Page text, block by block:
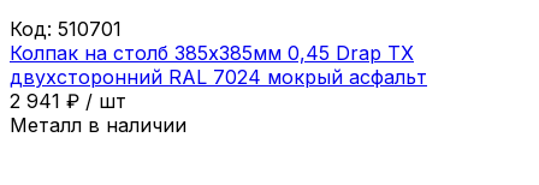
Код: 510701
Колпак на столб 385х385мм 0,45 Drap ТХ
двухсторонний RAL 7024 мокрый асфальт
2 941 ₽ / шт
Металл в наличии